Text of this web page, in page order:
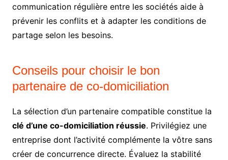
communication régulière entre les sociétés aide à
prévenir les conflits et à adapter les conditions de
partage selon les besoins.
Conseils pour choisir le bon
partenaire de co-domiciliation
La sélection d’un partenaire compatible constitue la
clé d’une co-domiciliation réussie. Privilégiez une
entreprise dont l’activité complémente la vôtre sans
créer de concurrence directe. Évaluez la stabilité